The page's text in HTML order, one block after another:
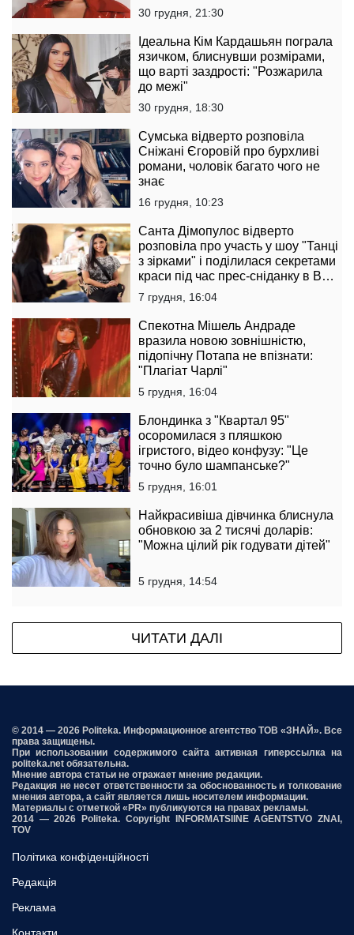
30 грудня, 21:30
Ідеальна Кім Кардашьян пограла
язичком, блиснувши розмірами,
що варті заздрості: "Розжарила
до межі"
30 грудня, 18:30
Сумська відверто розповіла
Сніжані Єгоровій про бурхливі
романи, чоловік багато чого не
знає
16 грудня, 10:23
Санта Дімопулос відверто
розповіла про участь у шоу "Танці
з зірками" і поділилася секретами
краси під час прес-сніданку в B
Boutique Bar
7 грудня, 16:04
Спекотна Мішель Андраде
вразила новою зовнішністю,
підопічну Потапа не впізнати:
"Плагіат Чарлі"
5 грудня, 16:04
Блондинка з "Квартал 95"
осоромилася з пляшкою
ігристого, відео конфузу: "Це
точно було шампанське?"
5 грудня, 16:01
Найкрасивіша дівчинка блиснула
обновкою за 2 тисячі доларів:
"Можна цілий рік годувати дітей"
5 грудня, 14:54
ЧИТАТИ ДАЛІ
© 2014 — 2026 Politeka. Информационное агентство ТОВ «ЗНАЙ». Все
права защищены.
При использовании содержимого сайта активная гиперссылка на
politeka.net обязательна.
Мнение автора статьи не отражает мнение редакции.
Редакция не несет ответственности за обоснованность и толкование
мнения автора, а сайт является лишь носителем информации.
Материалы с отметкой «PR» публикуются на правах рекламы.
2014 — 2026 Politeka. Copyright INFORMATSIINE AGENTSTVO ZNAI,
TOV
Політика конфіденційності
Редакція
Реклама